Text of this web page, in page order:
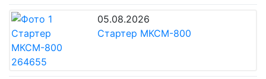
05.08.2026
Стартер МКСМ-800